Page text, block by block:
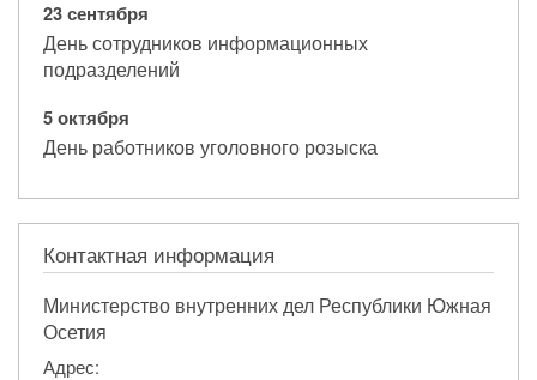
23 сентября
День сотрудников информационных
подразделений
5 октября
День работников уголовного розыска
Контактная информация
Министерство внутренних дел Республики Южная
Осетия
Адрес: